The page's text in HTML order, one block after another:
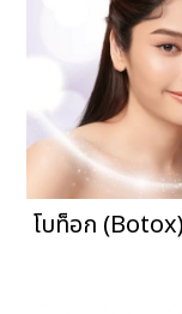
โบท็อก